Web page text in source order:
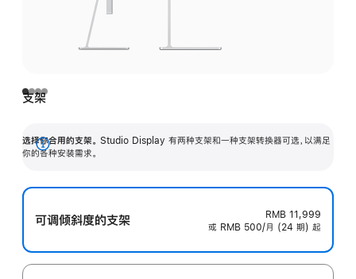
支架
选择你合用的支架。 Studio Display 有两种支架和一种支架转换器可选，以满足
你的各种安装需求。
展
可调倾斜度的支架
RMB 11,999
或 RMB 500/月 (24 期) 起